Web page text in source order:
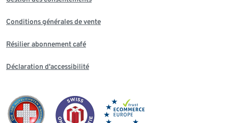
Conditions générales de vente
Résilier abonnement café
Déclaration d'accessibilité